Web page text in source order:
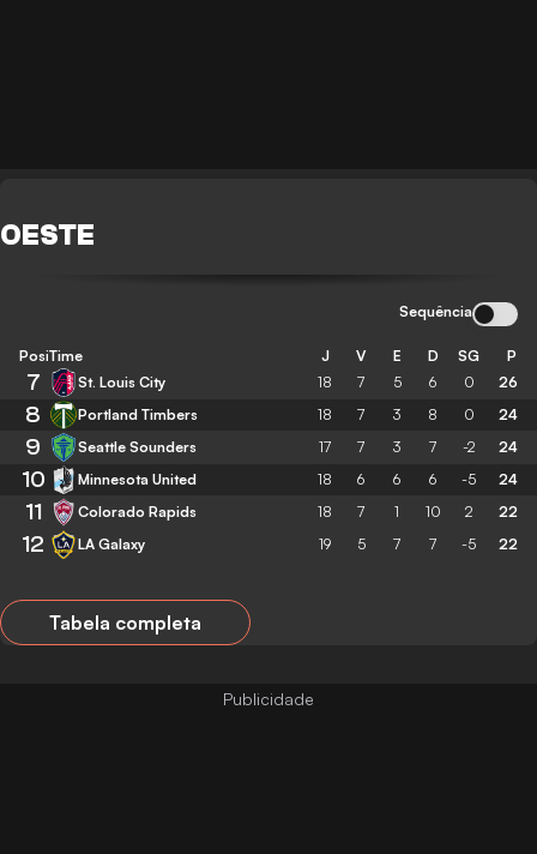
OESTE
Sequência
Posição
Time J V E D SG P
7 St. Louis City 18 7 5 6 0 26
8 Portland Timbers 18 7 3 8 0 24
9 Seattle Sounders 17 7 3 7 -2 24
10 Minnesota United 18 6 6 6 -5 24
11 Colorado Rapids 18 7 1 10 2 22
12 LA Galaxy 19 5 7 7 -5 22
Tabela completa